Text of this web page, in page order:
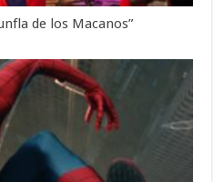
de los Macanos”